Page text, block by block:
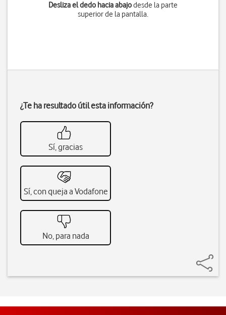
Desliza el dedo hacia abajodesde la parte
superior de la pantalla.
¿Te ha resultado útil esta información?
Sí, gracias
Sí, con queja a Vodafone
No, para nada